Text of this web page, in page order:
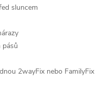
sluncem
pásů
2wayFix nebo FamilyFix